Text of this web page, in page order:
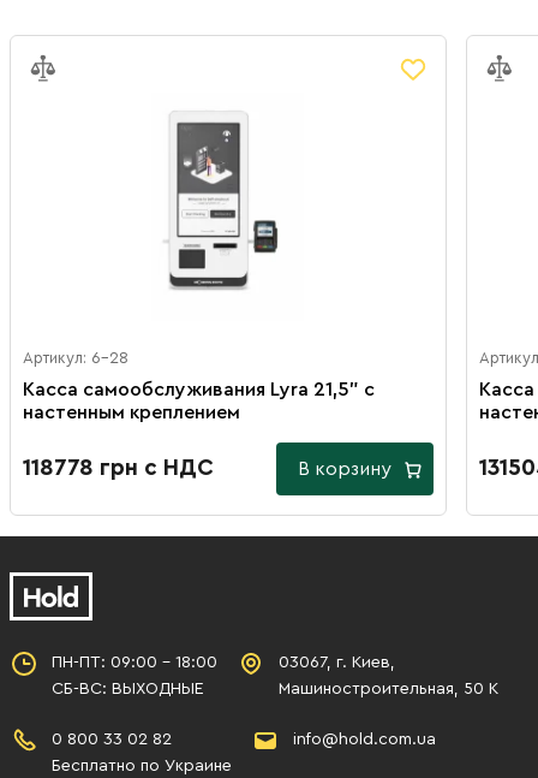
Артикул: 6-28
Касса самообслуживания Lyra 21,5" с
настенным креплением
118778 грн с НДС В корзину
ПН-ПТ: 09:00 - 18:00
СБ-ВС: ВЫХОДНЫЕ
03067, г. Киев,
Машиностроительная, 50 К
0 800 33 02 82
Бесплатно по Украине
info@hold.com.ua